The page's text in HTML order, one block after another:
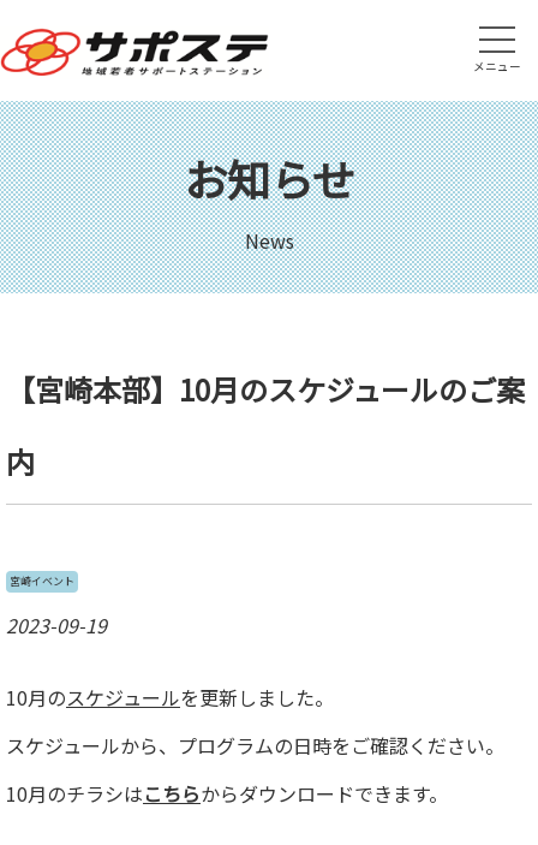
メニュー
お知らせ
News
【宮崎本部】10月のスケジュールのご案
内
宮崎イベント
2023-09-19
10月のスケジュールを更新しました。
スケジュールから、プログラムの日時をご確認ください。
10月のチラシはこちらからダウンロードできます。